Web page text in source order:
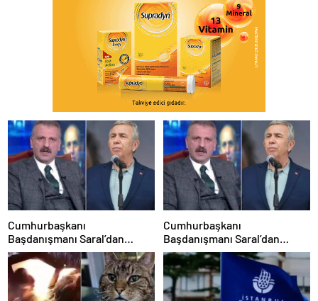
Cumhurbaşkanı
Başdanışmanı Saral’dan
gündem yaratacak Mansur
Yavaş iddiası
Cumhurbaşkanı
Başdanışmanı Saral’dan
gündem yaratacak Mansur
Yavaş iddiası